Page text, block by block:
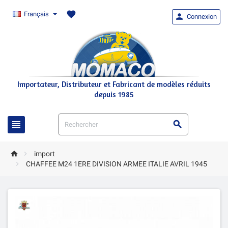
Français favorite
Importateur, Distributeur et Fabricant de modèles réduits
depuis 1985
 
 Connexion
 
import

CHAFFEE M24 1ERE DIVISION ARMEE ITALIE AVRIL 1945